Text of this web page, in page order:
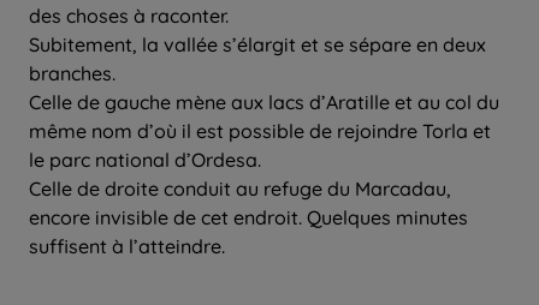
des choses à raconter.
Subitement, la vallée s’élargit et se sépare en deux
branches.
Celle de gauche mène aux lacs d’Aratille et au col du
même nom d’où il est possible de rejoindre Torla et
le parc national d’Ordesa.
Celle de droite conduit au refuge du Marcadau,
encore invisible de cet endroit. Quelques minutes
suffisent à l’atteindre.